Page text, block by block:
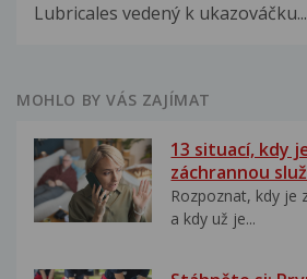
Lubricales vedený k
MOHLO BY VÁS ZAJÍMAT
13 situací, kdy
záchrannou
Rozpoznat, kdy je
a kdy už je...